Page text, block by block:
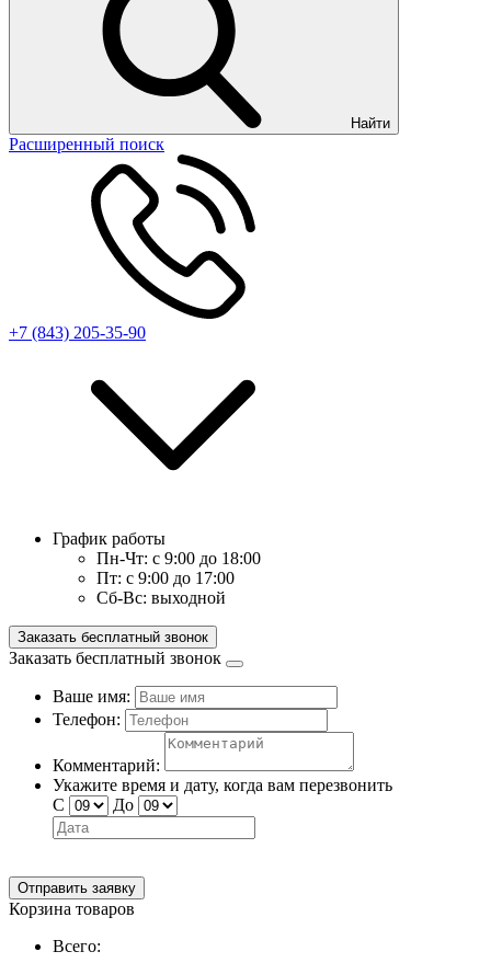
Найти
Расширенный поиск
+7 (843) 205-35-90
График работы
Пн-Чт: с 9:00 до 18:00
Пт: с 9:00 до 17:00
Сб-Вс: выходной
Заказать бесплатный звонок
Заказать бесплатный звонок
Ваше имя:
Телефон:
Комментарий:
Укажите время и дату, когда вам перезвонить
С
До
Отправить заявку
Корзина товаров
Всего: